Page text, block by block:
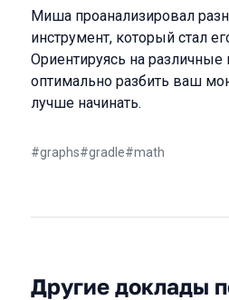
Миша проанализировал
инструмент, который стал
Ориентируясь на
оптимально разбить ваш
лучше начинать.
#graphs#gradle#math
Другие доклады